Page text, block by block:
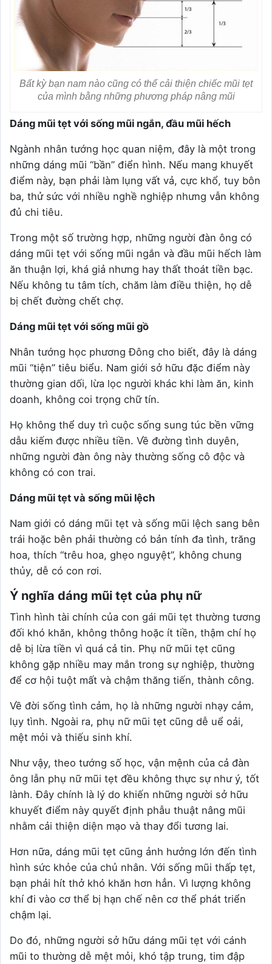
Bất kỳ bạn nam nào cũng có thể cải thiện chiếc mũi tẹt
của mình bằng những phương pháp nâng mũi
Dáng mũi tẹt với sống mũi ngắn, đầu mũi hếch
Ngành nhân tướng học quan niệm, đây là một trong
những dáng mũi “bần” điển hình. Nếu mang khuyết
điểm này, bạn phải làm lụng vất vả, cực khổ, tuy bôn
ba, thử sức với nhiều nghề nghiệp nhưng vẫn không
đủ chi tiêu.
Trong một số trường hợp, những người đàn ông có
dáng mũi tẹt với sống mũi ngắn và đầu mũi hếch làm
ăn thuận lợi, khá giả nhưng hay thất thoát tiền bạc.
Nếu không tu tâm tích, chăm làm điều thiện, họ dễ
bị chết đường chết chợ.
Dáng mũi tẹt với sống mũi gồ
Nhân tướng học phương Đông cho biết, đây là dáng
mũi “tiện” tiêu biểu. Nam giới sở hữu đặc điểm này
thường gian dối, lừa lọc người khác khi làm ăn, kinh
doanh, không coi trọng chữ tín.
Họ không thể duy trì cuộc sống sung túc bền vững
dẫu kiếm được nhiều tiền. Về đường tình duyên,
những người đàn ông này thường sống cô độc và
không có con trai.
Dáng mũi tẹt và sống mũi lệch
Nam giới có dáng mũi tẹt và sống mũi lệch sang bên
trái hoặc bên phải thường có bản tính đa tình, trăng
hoa, thích “trêu hoa, ghẹo nguyệt”, không chung
thủy, dễ có con rơi.
Ý nghĩa dáng mũi tẹt của phụ nữ
Tình hình tài chính của con gái mũi tẹt thường tương
đối khó khăn, không thông hoặc ít tiền, thậm chí họ
dễ bị lừa tiền vì quá cả tin. Phụ nữ mũi tẹt cũng
không gặp nhiều may mắn trong sự nghiệp, thường
để cơ hội tuột mất và chậm thăng tiến, thành công.
Về đời sống tình cảm, họ là những người nhạy cảm,
lụy tình. Ngoài ra, phụ nữ mũi tẹt cũng dễ uể oải,
mệt mỏi và thiếu sinh khí.
Như vậy, theo tướng số học, vận mệnh của cả đàn
ông lẫn phụ nữ mũi tẹt đều không thực sự như ý, tốt
lành. Đây chính là lý do khiến những người sở hữu
khuyết điểm này quyết định phẫu thuật nâng mũi
nhằm cải thiện diện mạo và thay đổi tương lai.
Hơn nữa, dáng mũi tẹt cũng ảnh hưởng lớn đến tình
hình sức khỏe của chủ nhân. Với sống mũi thấp tẹt,
bạn phải hít thở khó khăn hơn hẳn. Vì lượng không
khí đi vào cơ thể bị hạn chế nên cơ thể phát triển
chậm lại.
Do đó, những người sở hữu dáng mũi tẹt với cánh
mũi to thường dễ mệt mỏi, khó tập trung, tim đập